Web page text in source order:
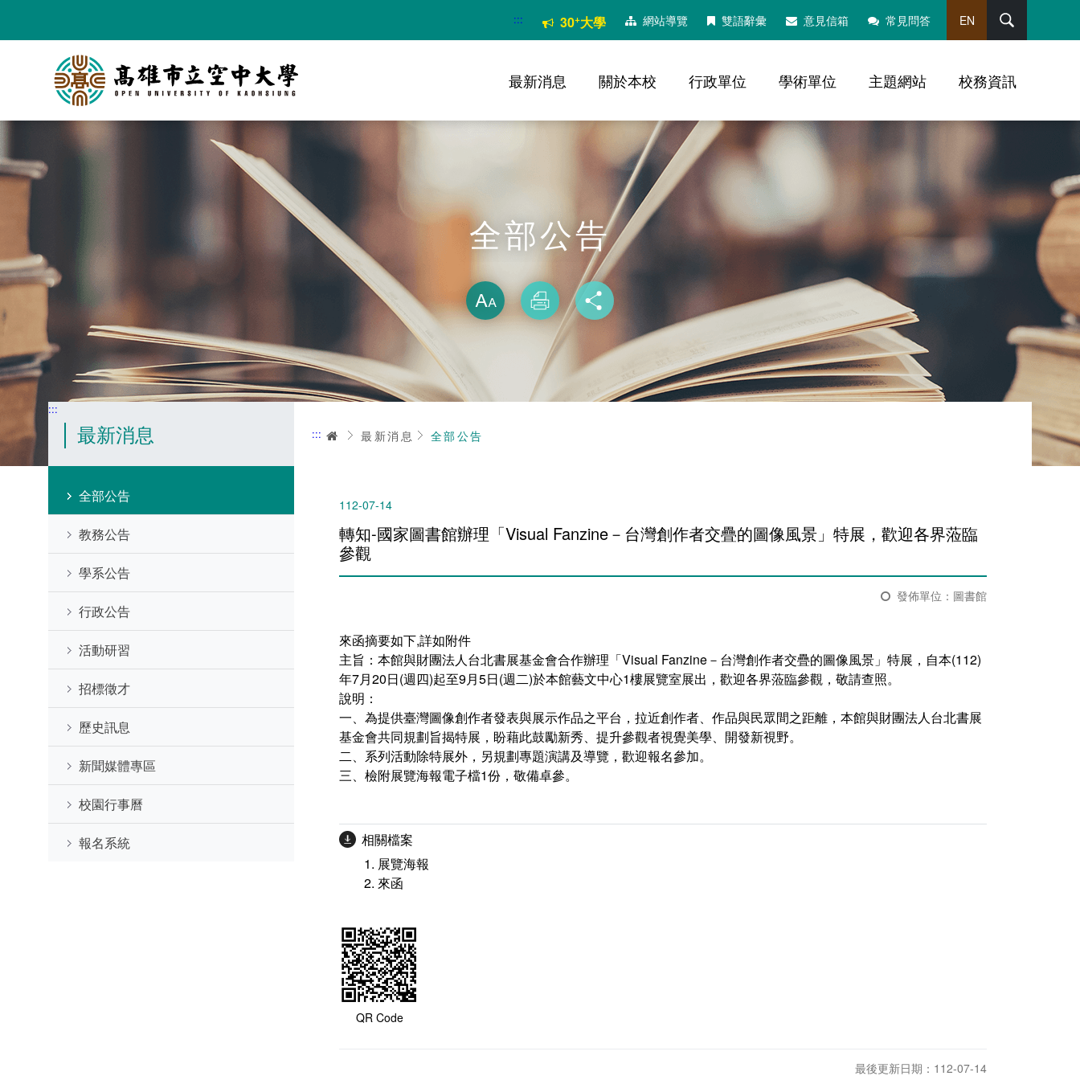
要
::: 30+大學 網站導覽 雙語辭彙 意見信箱 常見問答 EN
最新消息 關於本校 行政單位 學術單位 主題網站 校務資訊
全部公告
放大
列印
:::
最新消息
全部公告
教務公告
學系公告
行政公告
活動研習
招標徵才
歷史訊息
新聞媒體專區
校園行事曆
報名系統
::: 首頁最新消息 全部公告
112-07-14
轉知-國家圖書館辦理「Visual Fanzine－台灣創作者交疊的圖像風景」特展，歡迎各界蒞臨
參觀
發佈單位：圖書館
來函摘要如下,詳如附件
主旨：本館與財團法人台北書展基金會合作辦理「Visual Fanzine－台灣創作者交疊的圖像風景」特展，自本(112)
年7月20日(週四)起至9月5日(週二)於本館藝文中心1樓展覽室展出，歡迎各界蒞臨參觀，敬請查照。
說明：
一、為提供臺灣圖像創作者發表與展示作品之平台，拉近創作者、作品與民眾間之距離，本館與財團法人台北書展
基金會共同規劃旨揭特展，盼藉此鼓勵新秀、提升參觀者視覺美學、開發新視野。
二、系列活動除特展外，另規劃專題演講及導覽，歡迎報名參加。
三、檢附展覽海報電子檔1份，敬備卓參。
相關檔案
展覽海報
來函
QR Code
最後更新日期：112-07-14